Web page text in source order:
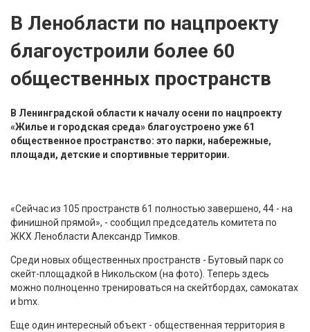
В Ленобласти по нацпроекту
благоустроили более 60
общественных пространств
В Ленинградской области к началу осени по нацпроекту
«Жилье и городская среда» благоустроено уже 61
общественное пространство: это парки, набережные,
площади, детские и спортивные территории.
«Сейчас из 105 пространств 61 полностью завершено, 44 - на
финишной прямой», - сообщил председатель комитета по
ЖКХ Ленобласти Александр Тимков.
Среди новых общественных пространств - Бутовый парк со
скейт-площадкой в Никольском (на фото). Теперь здесь
можно полноценно тренироваться на скейтбордах, самокатах
и bmx.
Еще один интересный объект - общественная территория в